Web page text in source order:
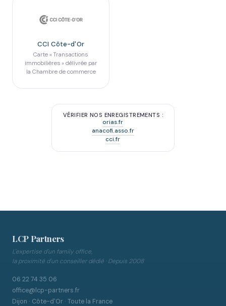
CCI Côte-d'Or
Carte « Transactions
immobilières » délivrée par
la Chambre de commerce
VÉRIFIER NOS ENREGISTREMENTS :
orias.fr
anacofi.asso.fr
cci.fr
LCP Partners
L'expertise d'un family office,
la proximité d'un conseiller dédié · Depuis 2008
06 22 74 35 06
office@lcp-partners.fr
Dijon · Côte-d'Or · Toute la France